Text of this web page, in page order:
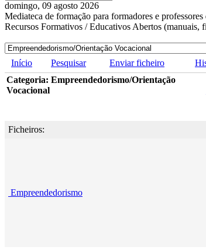
domingo, 09 agosto 2026
Mediateca de formação para formadores e
Recursos Formativos / Educativos Abertos (manuais,
Início Pesquisar Enviar ficheiro
Categoria: Empreendedorismo/Orientação
Vocacional
Ficheiros:
Empreendedorismo